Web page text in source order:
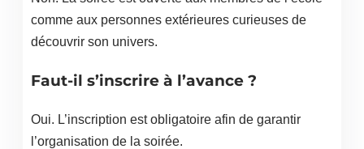
comme aux personnes extérieures curieuses de
découvrir son univers.
Faut-il s’inscrire à l’avance ?
Oui. L’inscription est obligatoire afin de garantir
l’organisation de la soirée.